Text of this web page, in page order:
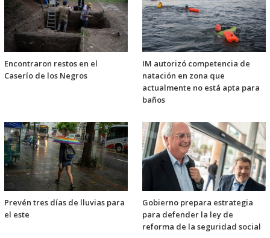
Encontraron restos en el
Caserío de los Negros
IM autorizó competencia de
natación en zona que
actualmente no está apta para
baños
Prevén tres días de lluvias para
el este
Gobierno prepara estrategia
para defender la ley de
reforma de la seguridad social